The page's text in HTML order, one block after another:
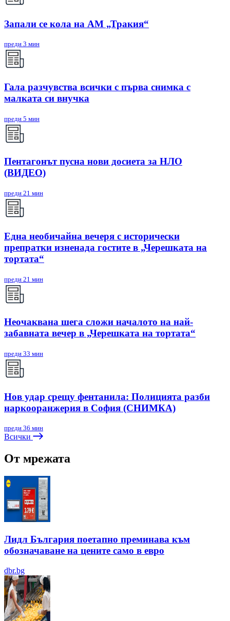
Запали се кола на АМ „Тракия“
преди 3 мин
Гала разчувства всички с първа снимка с
малката си внучка
преди 5 мин
Пентагонът пусна нови досиета за НЛО
(ВИДЕО)
преди 21 мин
Една необичайна вечеря с исторически
препратки изненада гостите в „Черешката на
тортата“
преди 21 мин
Неочаквана шега сложи началото на най-
забавната вечер в „Черешката на тортата“
преди 33 мин
Нов удар срещу фентанила: Полицията разби
наркооранжерия в София (СНИМКА)
преди 36 мин
Всички
От мрежата
Лидл България поетапно преминава към
обозначаване на цените само в евро
dbr.bg